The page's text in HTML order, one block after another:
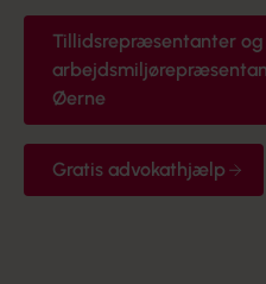
Tillidsrepræsentanter og
Øerne
Gratis advokathjælp